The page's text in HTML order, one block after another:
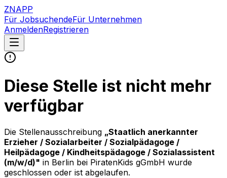
ZNAPP
Für JobsuchendeFür Unternehmen
AnmeldenRegistrieren
Diese Stelle ist nicht mehr
verfügbar
Die Stellenausschreibung „Staatlich anerkannter
Erzieher / Sozialarbeiter / Sozialpädagoge /
Heilpädagoge / Kindheitspädagoge / Sozialassistent
(m/w/d)" in Berlin bei PiratenKids gGmbH wurde
geschlossen oder ist abgelaufen.